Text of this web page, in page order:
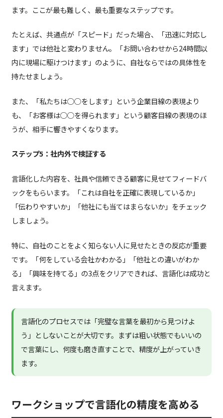
ます。ここが最も難しく、最も重要なステップです。
たとえば、共通点が「スピード」だった場合、「迅速に対応し
ます」では他社と変わりません。「お問い合わせから24時間以
内に現場に駆けつけます」のように、自社ならではの具体性を
持たせましょう。
また、「私たちは○○をします」という企業目線の表現より
も、「お客様は○○を得られます」という顧客目線の表現のほ
うが、相手に響きやすくなります。
ステップ5：社内外で検証する
言語化した内容を、社員や信頼できる顧客に見せてフィードバ
ックをもらいます。「これは自社を正確に表現しているか」
「伝わりやすいか」「他社にも当てはまらないか」をチェック
しましょう。
特に、自社のことをよく知らない人に見せたときの反応が重要
です。「何をしている会社かわかる」「他社との違いがわか
る」「興味を持てる」の3点をクリアできれば、言語化は成功と
言えます。
言語化のプロセスでは「完璧な言葉を最初から見つけよ
う」としないことが大切です。まずは粗い状態でもいいの
で言葉にし、何度も磨き直すことで、精度が上がっていき
ます。
ワークショップで言語化の精度を高める